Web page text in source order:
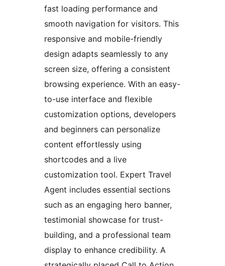
fast loading performance and
smooth navigation for visitors. This
responsive and mobile-friendly
design adapts seamlessly to any
screen size, offering a consistent
browsing experience. With an easy-
to-use interface and flexible
customization options, developers
and beginners can personalize
content effortlessly using
shortcodes and a live
customization tool. Expert Travel
Agent includes essential sections
such as an engaging hero banner,
testimonial showcase for trust-
building, and a professional team
display to enhance credibility. A